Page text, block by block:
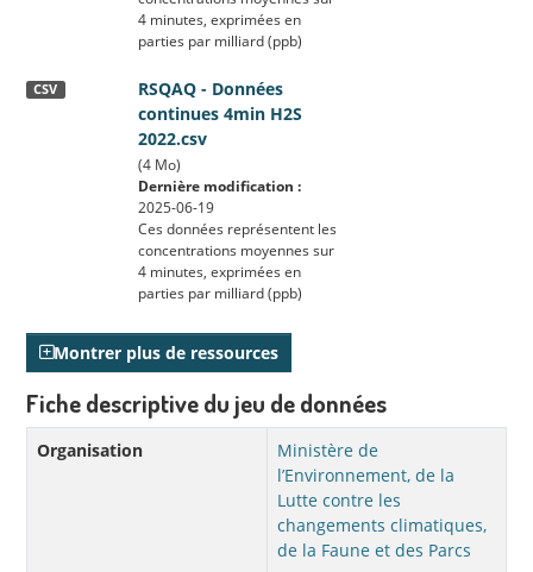
4 minutes, exprimées en
parties par milliard (ppb)
RSQAQ - Données
continues 4min H2S
2022.csv
CSV
(4 Mo)
Dernière modification :
2025-06-19
Ces données représentent les
concentrations moyennes sur
4 minutes, exprimées en
parties par milliard (ppb)
Montrer plus de ressources
Fiche descriptive du jeu de données
Organisation
Ministère de
l’Environnement, de la
Lutte contre les
changements climatiques,
de la Faune et des Parcs